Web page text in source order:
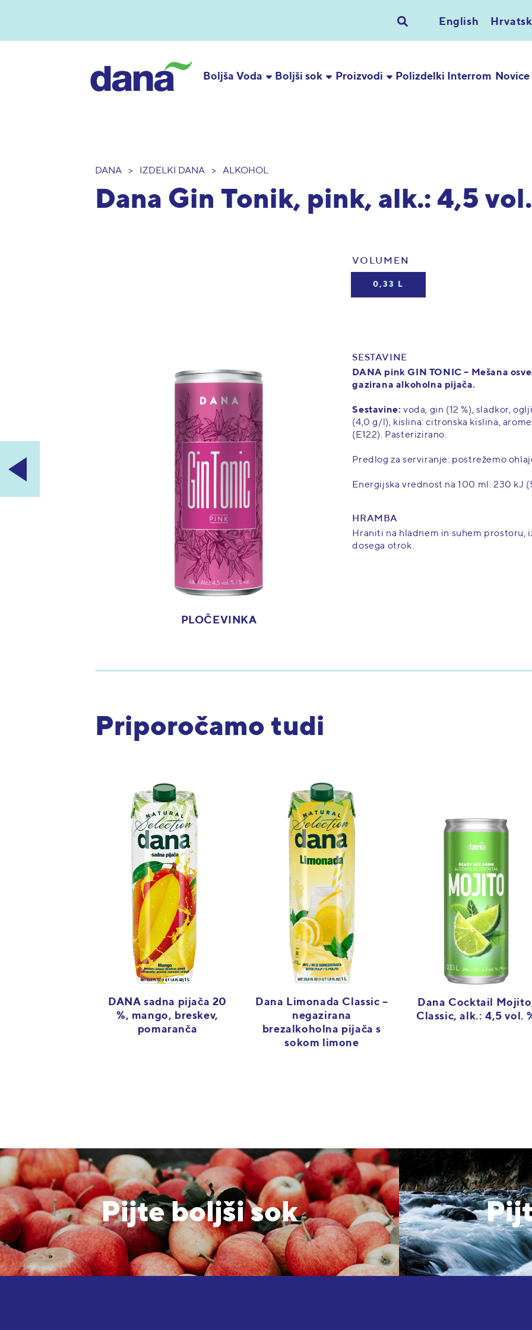
English
Boljša Voda Boljši sok Proizvodi Polizdelki Interrom Novice
DANA > IZDELKI DANA > ALKOHOL
Dana Gin Tonik, pink, alk.: 4,5
DANA GIN TONIK, CLASSIC, ALK.: 4,5 VOL. %
PLOČEVINKA
VOLUMEN
0,33 L
SESTAVINE
DANA pink GIN TONIC – Mešana
gazirana alkoholna pijača.
Sestavine: voda, gin (12 %), sladkor,
(4,0 g/l), kislina: citronska kislina,
(E122). Pasterizirano.
Predlog za serviranje: postrežemo
Energijska vrednost na 100 ml: 230 kJ
HRAMBA
Hraniti na hladnem in suhem prostoru,
dosega otrok.
Priporočamo tudi
DANA sadna pijača 20
%, mango, breskev,
pomaranča
Dana Limonada Classic –
negazirana
brezalkoholna pijača s
sokom limone
Dana Cocktail
Classic, alk.: 4,5 vol.
Pijte boljši sok